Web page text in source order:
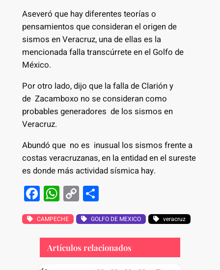
Aseveró que hay diferentes teorías o
pensamientos que consideran el origen de
sismos en Veracruz, una de ellas es la
mencionada falla transcúrrete en el Golfo de
México.
Por otro lado, dijo que la falla de Clarión y
de Zacamboxo no se consideran como
probables generadores de los sismos en
Veracruz.
Abundó que no es inusual los sismos frente a
costas veracruzanas, en la entidad en el sureste
es donde más actividad sísmica hay.
F
a
c
e
b
W
h
at
s
A
C
o
p
y
Li
S
h
ar
e
CAMPECHE GOLFO DE MEXICO veracruz
Artículos relacionados